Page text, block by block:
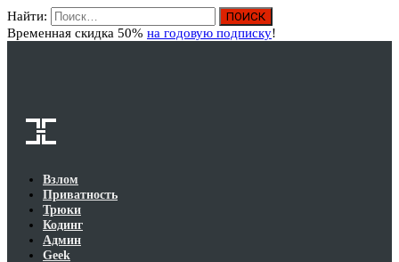
Найти:
Временная скидка 50% на годовую подписку!
Взлом
Приватность
Трюки
Кодинг
Админ
Geek